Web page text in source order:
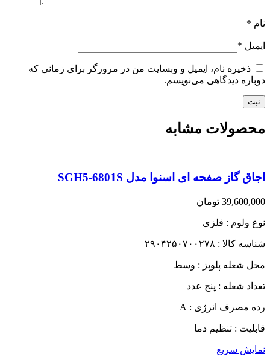
نام *
ایمیل *
ذخیره نام، ایمیل و وبسایت من در مرورگر برای زمانی که
دوباره دیدگاهی می‌نویسم.
محصولات مشابه
اجاق گاز صفحه ای اسنوا مدل SGH5-6801S
39,600,000 تومان
نوع ولوم : فلزی
شناسه کالا : ۲۹۰۴۲۵۰۷۰۰۲۷۸
محل شعله پلوپز : وسط
تعداد شعله : پنج عدد
رده مصرف انرژی : A
قابلیت : تنظیم دما
نمایش سریع